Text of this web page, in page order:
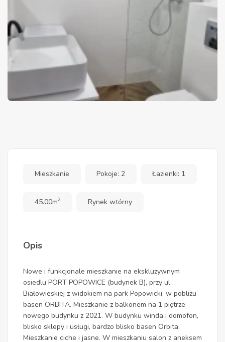
Mieszkanie Pokoje: 2 Łazienki: 1
45.00m2 Rynek wtórny
Opis
Nowe i funkcjonale mieszkanie na ekskluzywnym
osiedlu PORT POPOWICE (budynek B), przy ul.
Białowieskiej z widokiem na park Popowicki, w pobliżu
basen ORBITA. Mieszkanie z balkonem na 1 piętrze
nowego budynku z 2021. W budynku winda i domofon,
blisko sklepy i usługi, bardzo blisko basen Orbita.
Mieszkanie ciche i jasne. W mieszkaniu salon z aneksem